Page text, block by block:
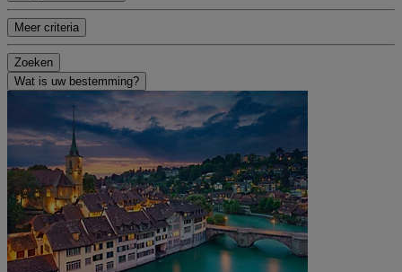
Meer criteria
Zoeken
Wat is uw bestemming?